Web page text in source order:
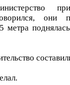
они
метра